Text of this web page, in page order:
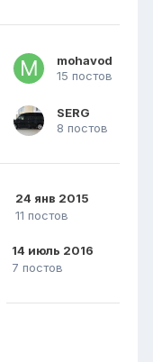
mohavod
15 постов
SERG
8 постов
24 янв 2015
11 постов
14 июль 2016
7 постов